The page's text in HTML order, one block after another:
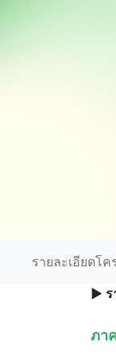
รายละเอียดโค
▶ ร
ภา